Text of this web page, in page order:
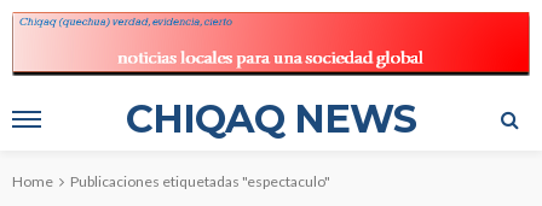
CHIQAQ NEWS
Home Publicaciones etiquetadas "espectaculo"